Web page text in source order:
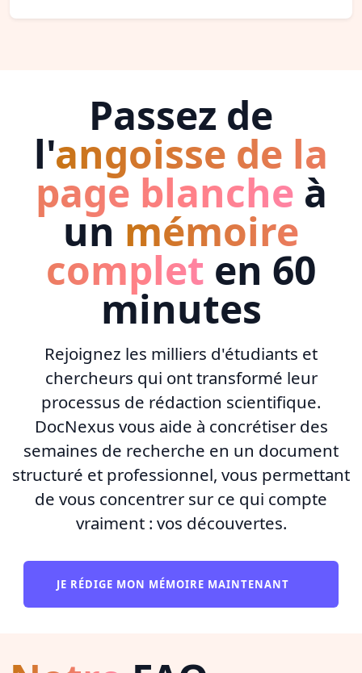
Passez de
l'angoisse de la
page blanche à
un mémoire
complet en 60
minutes
Rejoignez les milliers d'étudiants et
chercheurs qui ont transformé leur
processus de rédaction scientifique.
DocNexus vous aide à concrétiser des
semaines de recherche en un document
structuré et professionnel, vous permettant
de vous concentrer sur ce qui compte
vraiment : vos découvertes.
JE RÉDIGE MON MÉMOIRE MAINTENANT